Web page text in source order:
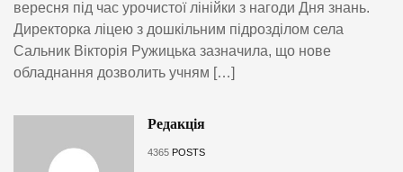
вересня під час урочистої лінійки з нагоди Дня знань.
Директорка ліцею з дошкільним підрозділом села
Сальник Вікторія Ружицька зазначила, що нове
обладнання дозволить учням […]
Редакція
4365 POSTS